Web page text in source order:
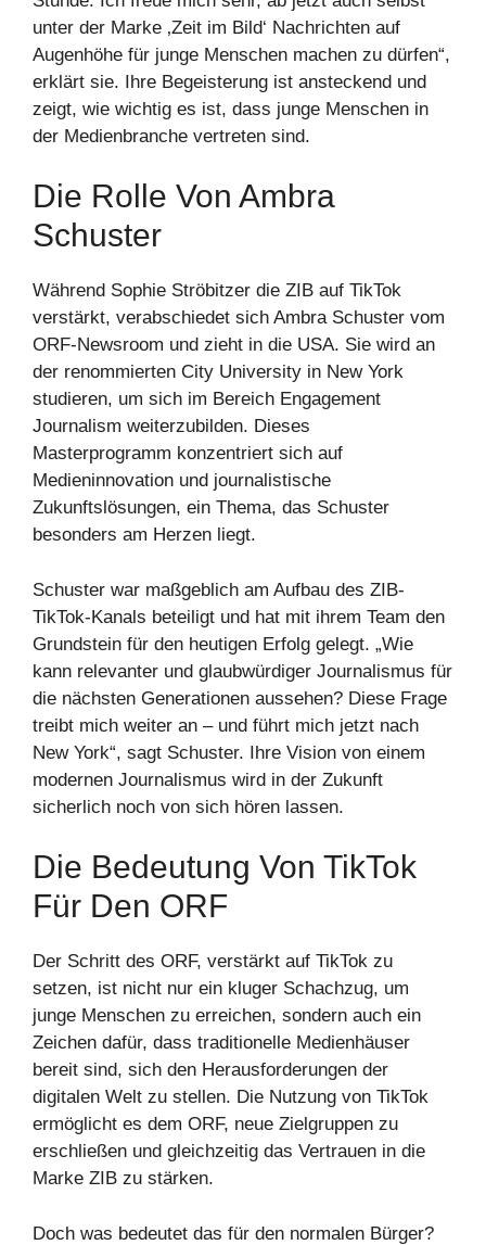
unter der Marke ‚Zeit im Bild‘ Nachrichten auf
Augenhöhe für junge Menschen machen zu dürfen“,
erklärt sie. Ihre Begeisterung ist ansteckend und
zeigt, wie wichtig es ist, dass junge Menschen in
der Medienbranche vertreten sind.
Die Rolle Von Ambra
Schuster
Während Sophie Ströbitzer die ZIB auf TikTok
verstärkt, verabschiedet sich Ambra Schuster vom
ORF-Newsroom und zieht in die USA. Sie wird an
der renommierten City University in New York
studieren, um sich im Bereich Engagement
Journalism weiterzubilden. Dieses
Masterprogramm konzentriert sich auf
Medieninnovation und journalistische
Zukunftslösungen, ein Thema, das Schuster
besonders am Herzen liegt.
Schuster war maßgeblich am Aufbau des ZIB-
TikTok-Kanals beteiligt und hat mit ihrem Team den
Grundstein für den heutigen Erfolg gelegt. „Wie
kann relevanter und glaubwürdiger Journalismus für
die nächsten Generationen aussehen? Diese Frage
treibt mich weiter an – und führt mich jetzt nach
New York“, sagt Schuster. Ihre Vision von einem
modernen Journalismus wird in der Zukunft
sicherlich noch von sich hören lassen.
Die Bedeutung Von TikTok
Für Den ORF
Der Schritt des ORF, verstärkt auf TikTok zu
setzen, ist nicht nur ein kluger Schachzug, um
junge Menschen zu erreichen, sondern auch ein
Zeichen dafür, dass traditionelle Medienhäuser
bereit sind, sich den Herausforderungen der
digitalen Welt zu stellen. Die Nutzung von TikTok
ermöglicht es dem ORF, neue Zielgruppen zu
erschließen und gleichzeitig das Vertrauen in die
Marke ZIB zu stärken.
Doch was bedeutet das für den normalen Bürger?